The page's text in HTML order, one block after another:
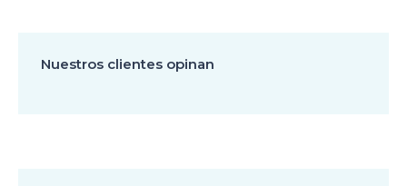
Nuestros clientes opinan